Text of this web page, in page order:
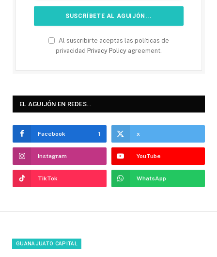
Al suscribirte aceptas las políticas de
privacidad Privacy Policy agreement.
EL AGUIJÓN EN REDES…
Facebook 1 x
Instagram YouTube
TikTok WhatsApp
GUANAJUATO CAPITAL